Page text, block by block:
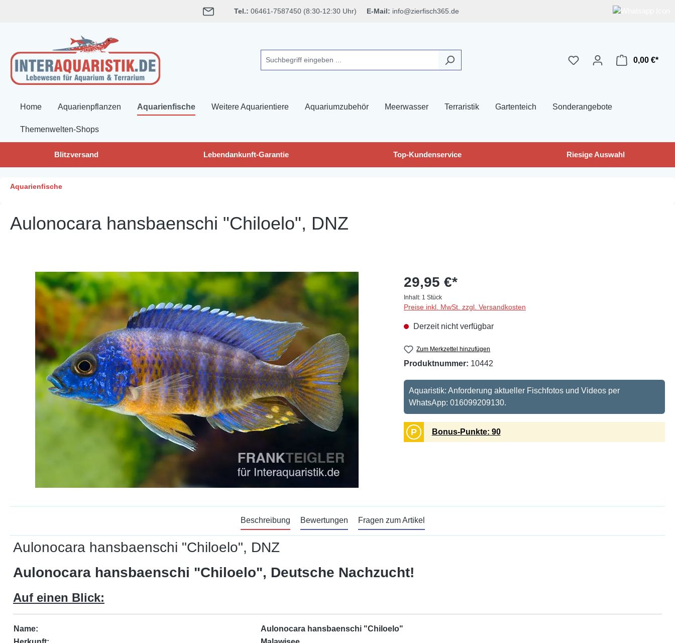
Tel.: 06461-7587450 (8:30-12:30 Uhr) E-Mail: info@zierfisch365.de
0,00 €*
Home Aquarienpflanzen Aquarienfische Weitere Aquarientiere Aquariumzubehör Meerwasser Terraristik Gartenteich Sonderangebote
Themenwelten-Shops
Blitzversand Lebendankunft-Garantie Top-Kundenservice Riesige Auswahl
Aquarienfische
Aulonocara hansbaenschi "Chiloelo", DNZ
Bildergalerie überspringen 29,95 €*
Inhalt: 1 Stück
Preise inkl. MwSt. zzgl. Versandkosten
Derzeit nicht verfügbar
Zum Merkzettel hinzufügen
Produktnummer: 10442
Aquaristik: Anforderung aktueller Fischfotos und Videos per
WhatsApp: 016099209130.
P Bonus-Punkte: 90
Beschreibung Bewertungen Fragen zum Artikel
Aulonocara hansbaenschi "Chiloelo", DNZ
Aulonocara hansbaenschi "Chiloelo", Deutsche Nachzucht!
Auf einen Blick:
Name:
Aulonocara hansbaenschi "Chiloelo"